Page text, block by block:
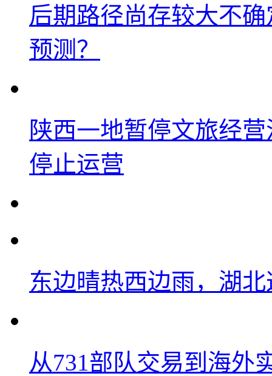
后期路径尚存较大不
预测？
陕西一地暂停文旅经
停止运营
东边晴热西边雨，湖
从731部队交易到海外